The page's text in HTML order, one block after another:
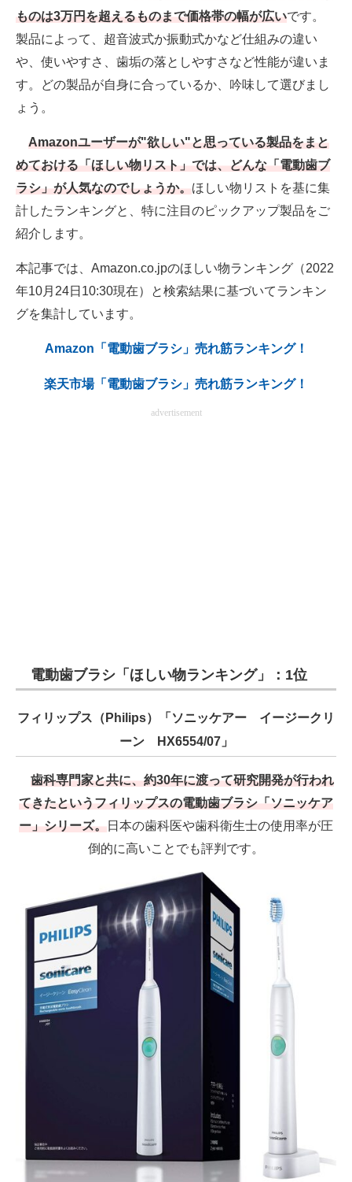
製造業のIT導入・活用を支援
エレクトロニクス専門サイト
電子設計の基本と応用
建設×テクノロジーの最前線
ちょっと気になるネットの話題
ものは3万円を超えるものまで価格帯の幅が広いです。
製品によって、超音波式か振動式かなど仕組みの違い
や、使いやすさ、歯垢の落としやすさなど性能が違いま
す。どの製品が自身に合っているか、吟味して選びまし
ょう。
Amazonユーザーが"欲しい"と思っている製品をまと
めておける「ほしい物リスト」では、どんな「電動歯ブ
ラシ」が人気なのでしょうか。ほしい物リストを基に集
計したランキングと、特に注目のピックアップ製品をご
紹介します。
本記事では、Amazon.co.jpのほしい物ランキング（2022
年10月24日10:30現在）と検索結果に基づいてランキン
グを集計しています。
Amazon「電動歯ブラシ」売れ筋ランキング！
楽天市場「電動歯ブラシ」売れ筋ランキング！
advertisement
電動歯ブラシ「ほしい物ランキング」：1位
フィリップス（Philips）「ソニッケアー イージークリ
ーン HX6554/07」
歯科専門家と共に、約30年に渡って研究開発が行われ
てきたというフィリップスの電動歯ブラシ「ソニッケア
ー」シリーズ。日本の歯科医や歯科衛生士の使用率が圧
倒的に高いことでも評判です。